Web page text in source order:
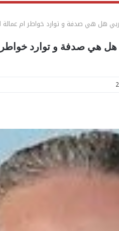
هل هي صدفة و توارد خواطر ام عمالة
هل هي صدفة و توارد